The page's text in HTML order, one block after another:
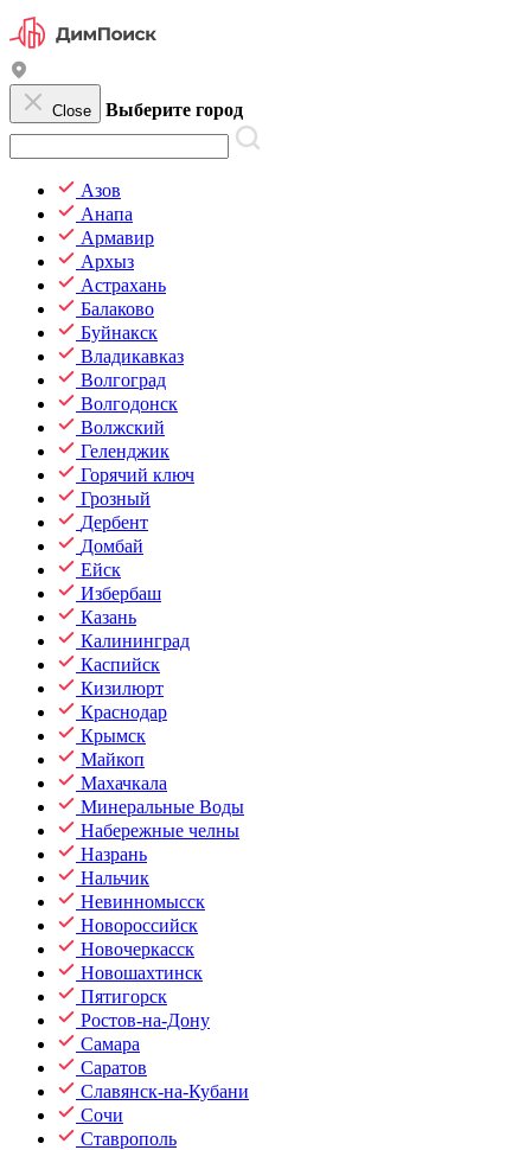
Close Выберите город
Азов
Анапа
Армавир
Архыз
Астрахань
Балаково
Буйнакск
Владикавказ
Волгоград
Волгодонск
Волжский
Геленджик
Горячий ключ
Грозный
Дербент
Домбай
Ейск
Избербаш
Казань
Калининград
Каспийск
Кизилюрт
Краснодар
Крымск
Майкоп
Махачкала
Минеральные Воды
Набережные челны
Назрань
Нальчик
Невинномысск
Новороссийск
Новочеркасск
Новошахтинск
Пятигорск
Ростов-на-Дону
Самара
Саратов
Славянск-на-Кубани
Сочи
Ставрополь